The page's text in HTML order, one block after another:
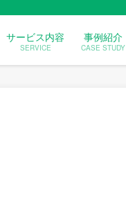
サービス内容
SERVICE
事例紹介
CASE STUDY